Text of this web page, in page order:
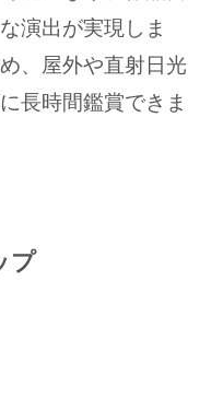
演出が実現しま
、屋外や直射日光
長時間鑑賞できま
プ